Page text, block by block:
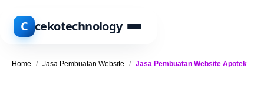
C cekotechnology
Home / Jasa Pembuatan Website / Jasa Pembuatan Website Apotek